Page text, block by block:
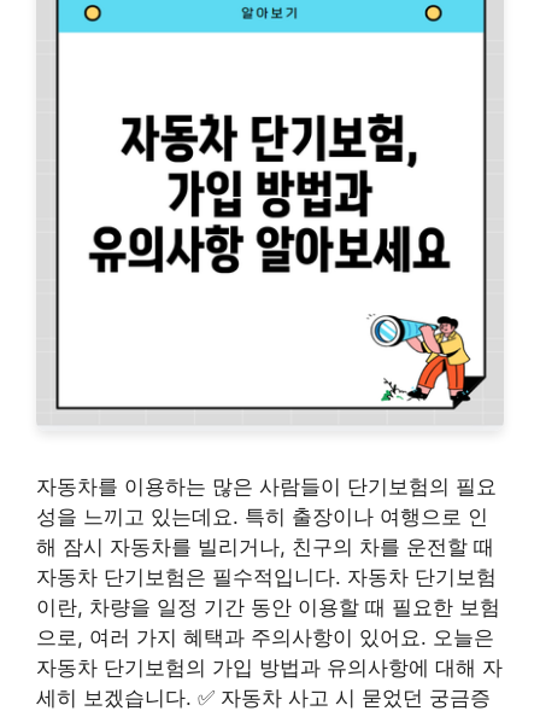
자동차를 이용하는 많은 사람들이 단기보험의 필요
성을 느끼고 있는데요. 특히 출장이나 여행으로 인
해 잠시 자동차를 빌리거나, 친구의 차를 운전할 때
자동차 단기보험은 필수적입니다. 자동차 단기보험
이란, 차량을 일정 기간 동안 이용할 때 필요한 보험
으로, 여러 가지 혜택과 주의사항이 있어요. 오늘은
자동차 단기보험의 가입 방법과 유의사항에 대해 자
세히 보겠습니다. ✅ 자동차 사고 시 묻었던 궁금증